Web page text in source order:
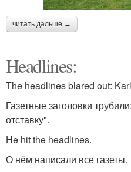
читать дальше →
Headlines:
The headlines blared out:
Газетные заголовки
отставку".
He hit the headlines.
О нём написали все газеты.